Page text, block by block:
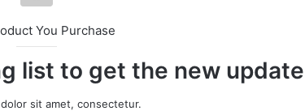
You Purchase
list to get the new
sit amet, consectetur.